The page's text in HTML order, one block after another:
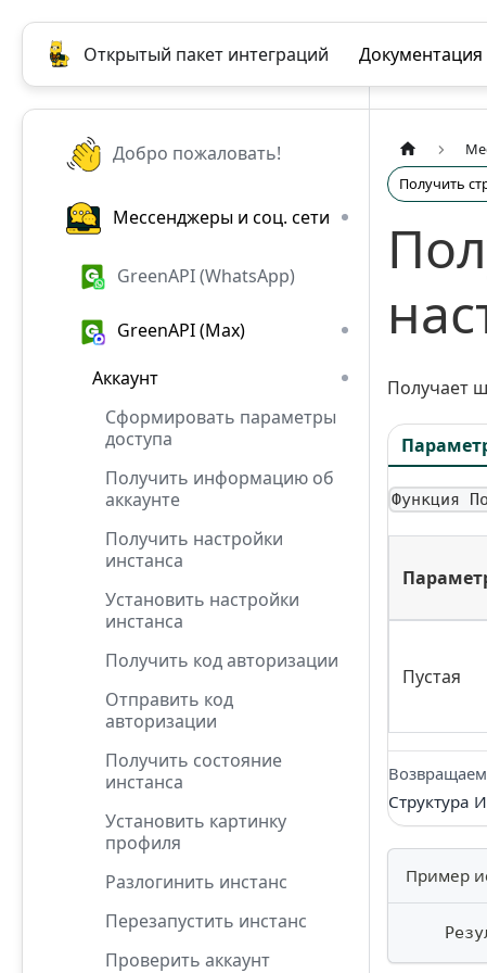
Открытый пакет интеграций Документация
Добро пожаловать!
Мессенджеры и соц. сети
GreenAPI (WhatsApp)
GreenAPI (Max)
Аккаунт
Сформировать параметры
доступа
Получить информацию об
аккаунте
Получить настройки
инстанса
Установить настройки
инстанса
Получить код авторизации
Отправить код
авторизации
Получить состояние
инстанса
Установить картинку
профиля
Разлогинить инстанс
Перезапустить инстанс
Проверить аккаунт
Получить
Получает
Функция
Пустая
Структура
Пример